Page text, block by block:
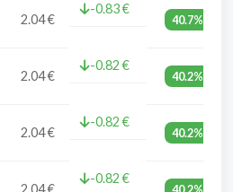
2.04 €
-0.83 €
40.7%
2.04 €
-0.82 €
40.2%
2.04 €
-0.82 €
40.2%
2.04 €
-0.82 €